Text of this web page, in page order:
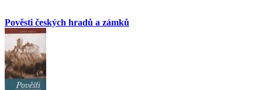
Pověsti českých hradů a zámků